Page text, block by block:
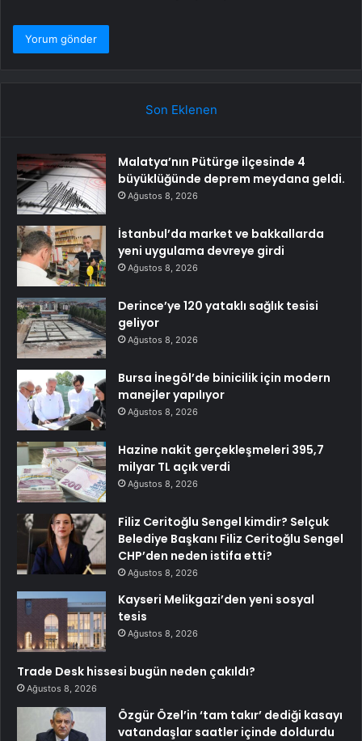
Son Eklenen
Malatya’nın Pütürge ilçesinde 4
büyüklüğünde deprem meydana geldi.
Ağustos 8, 2026
İstanbul’da market ve bakkallarda
yeni uygulama devreye girdi
Ağustos 8, 2026
Derince’ye 120 yataklı sağlık tesisi
geliyor
Ağustos 8, 2026
Bursa İnegöl’de binicilik için modern
manejler yapılıyor
Ağustos 8, 2026
Hazine nakit gerçekleşmeleri 395,7
milyar TL açık verdi
Ağustos 8, 2026
Filiz Ceritoğlu Sengel kimdir? Selçuk
Belediye Başkanı Filiz Ceritoğlu Sengel
CHP’den neden istifa etti?
Ağustos 8, 2026
Kayseri Melikgazi’den yeni sosyal
tesis
Ağustos 8, 2026
Trade Desk hissesi bugün neden çakıldı?
Ağustos 8, 2026
Özgür Özel’in ‘tam takır’ dediği kasayı
vatandaşlar saatler içinde doldurdu